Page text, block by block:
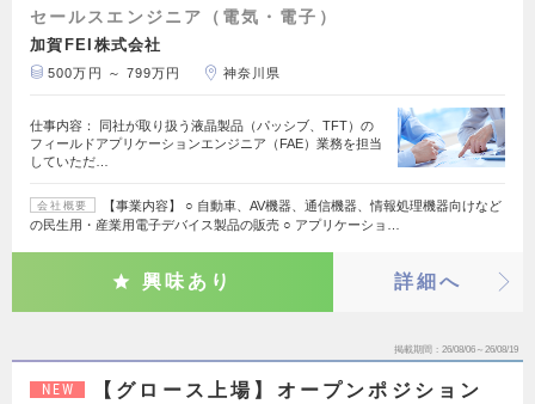
セールスエンジニア（電気・電子）
加賀FEI株式会社
500万円 ～ 799万円 神奈川県
仕事内容： 同社が取り扱う液晶製品（パッシブ、TFT）の
フィールドアプリケーションエンジニア（FAE）業務を担当
していただ…
会社概要
【事業内容】 ○ 自動車、AV機器、通信機器、情報処理機器向けなど
の民生用・産業用電子デバイス製品の販売 ○ アプリケーショ…
興味あり 詳細へ
掲載期間 26/08/06～26/08/19
NEW 【グロース上場】オープンポジション